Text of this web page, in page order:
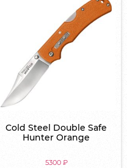
Cold Steel Double Safe
Hunter Orange
5300 ₽